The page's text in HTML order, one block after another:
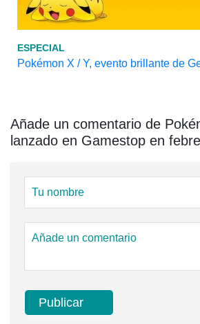
ESPECIAL
Pokémon X / Y, evento brillante de
Añade un comentario de
lanzado en Gamestop en